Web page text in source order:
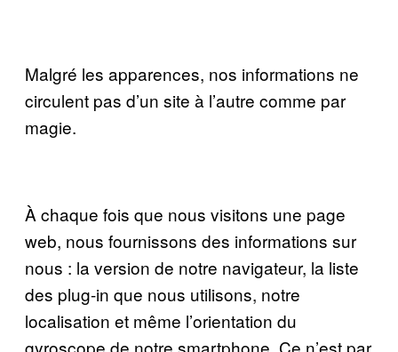
Malgré les apparences, nos informations ne
circulent pas d’un site à l’autre comme par
magie.
À chaque fois que nous visitons une page
web, nous fournissons des informations sur
nous : la version de notre navigateur, la liste
des plug-in que nous utilisons, notre
localisation et même l’orientation du
gyroscope de notre smartphone. Ce n’est par